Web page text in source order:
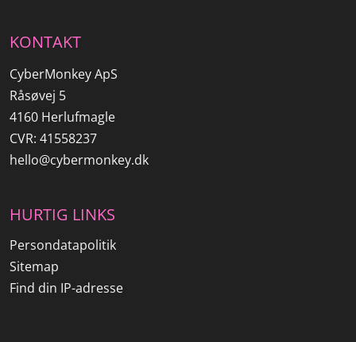
KONTAKT
CyberMonkey ApS
Råsøvej 5
4160 Herlufmagle
CVR: 41558237
hello@cybermonkey.dk
HURTIG LINKS
Persondatapolitik
Sitemap
Find din IP-adresse